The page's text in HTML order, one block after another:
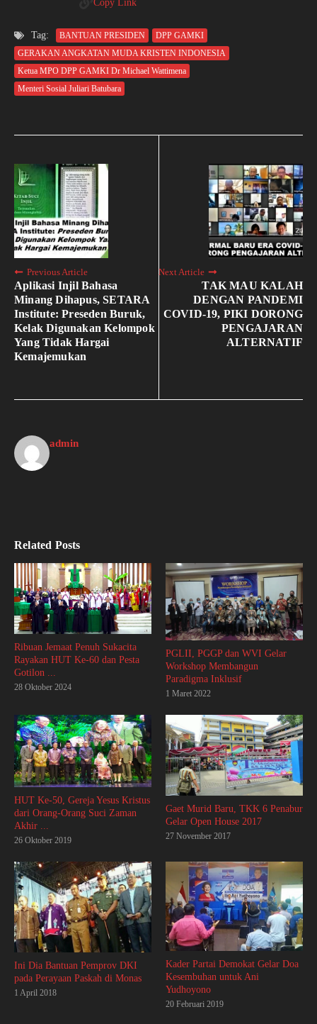
Copy Link
Tag: BANTUAN PRESIDEN
DPP GAMKI
GERAKAN ANGKATAN MUDA KRISTEN INDONESIA
Ketua MPO DPP GAMKI Dr Michael Wattimena
Menteri Sosial Juliari Batubara
Previous Article
Aplikasi Injil Bahasa
Minang Dihapus, SETARA
Institute: Preseden Buruk,
Kelak Digunakan Kelompok
Yang Tidak Hargai
Kemajemukan
Next Article
TAK MAU KALAH
DENGAN PANDEMI
COVID-19, PIKI DORONG
PENGAJARAN
ALTERNATIF
admin
Related Posts
Ribuan Jemaat Penuh Sukacita
Rayakan HUT Ke-60 dan Pesta
Gotilon ...
28 Oktober 2024
PGLII, PGGP dan WVI Gelar
Workshop Membangun
Paradigma Inklusif
1 Maret 2022
HUT Ke-50, Gereja Yesus Kristus
dari Orang-Orang Suci Zaman
Akhir ...
26 Oktober 2019
Gaet Murid Baru, TKK 6 Penabur
Gelar Open House 2017
27 November 2017
Ini Dia Bantuan Pemprov DKI
pada Perayaan Paskah di Monas
1 April 2018
Kader Partai Demokat Gelar Doa
Kesembuhan untuk Ani
Yudhoyono
20 Februari 2019